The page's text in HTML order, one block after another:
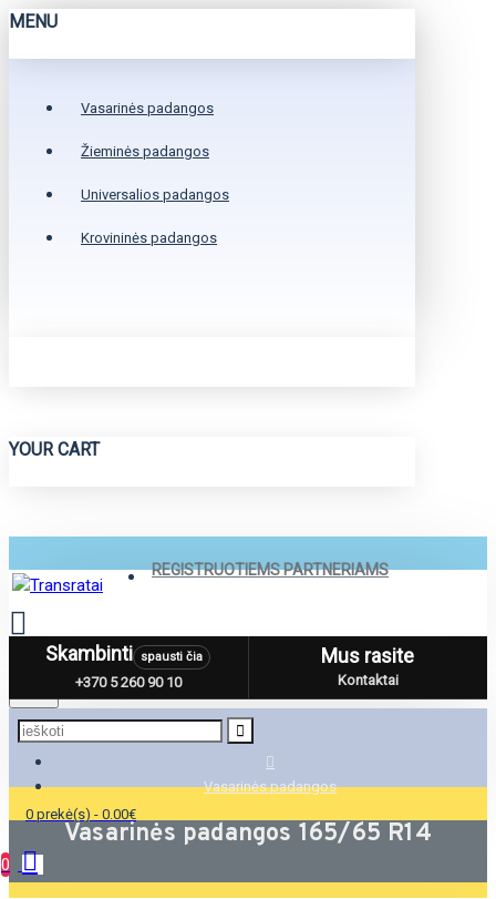
MENU
Vasarinės padangos
Žieminės padangos
Universalios padangos
Krovininės padangos
YOUR CART
REGISTRUOTIEMS PARTNERIAMS
Menu
0 prekė(s) - 0.00€
0
Skambinti spausti čia
+370 5 260 90 10
Mus rasite
Kontaktai
Vasarinės padangos
Vasarinės padangos 165/65 R14